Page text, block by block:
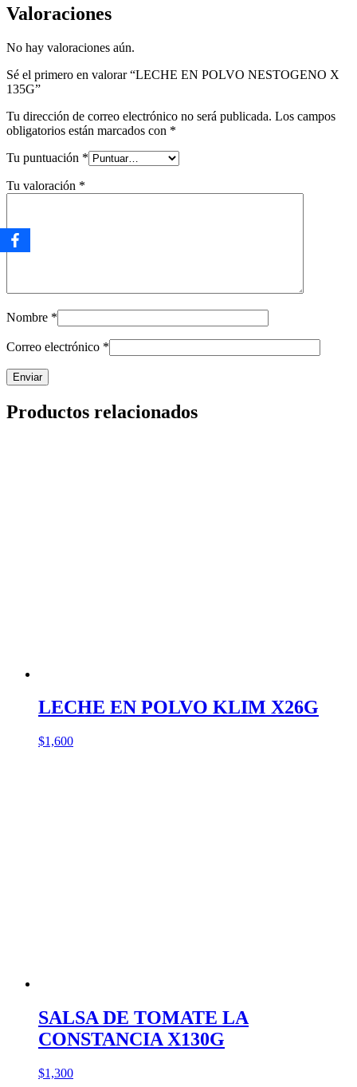
Valoraciones
No hay valoraciones aún.
Sé el primero en valorar “LECHE EN POLVO NESTOGENO X
135G”
Tu dirección de correo electrónico no será publicada. Los campos
obligatorios están marcados con *
Tu puntuación *
Tu valoración *
Nombre *
Correo electrónico *
Productos relacionados
LECHE EN POLVO KLIM X26G
$1,600
SALSA DE TOMATE LA
CONSTANCIA X130G
$1,300